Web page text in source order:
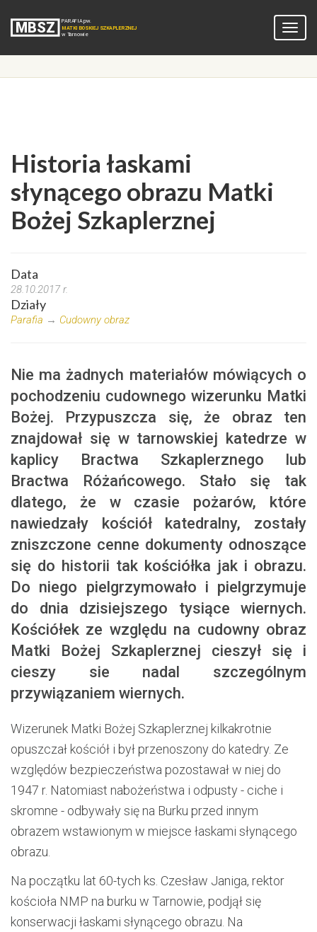
Historia łaskami
słynącego obrazu Matki
Bożej Szkaplerznej
Data
28.10.2017 r.
Działy
Parafia → Cudowny obraz
Nie ma żadnych materiałów mówiących o
pochodzeniu cudownego wizerunku Matki
Bożej. Przypuszcza się, że obraz ten
znajdował się w tarnowskiej katedrze w
kaplicy Bractwa Szkaplerznego lub
Bractwa Różańcowego. Stało się tak
dlatego, że w czasie pożarów, które
nawiedzały kościół katedralny, zostały
zniszczone cenne dokumenty odnoszące
się do historii tak kościółka jak i obrazu.
Do niego pielgrzymowało i pielgrzymuje
do dnia dzisiejszego tysiące wiernych.
Kościółek ze względu na cudowny obraz
Matki Bożej Szkaplerznej cieszył się i
cieszy sie nadal szczególnym
przywiązaniem wiernych.
Wizerunek Matki Bożej Szkaplerznej kilkakrotnie
opuszczał kościół i był przenoszony do katedry. Ze
względów bezpieczeństwa pozostawał w niej do
1947 r. Natomiast nabożeństwa i odpusty - ciche i
skromne - odbywały się na Burku przed innym
obrazem wstawionym w miejsce łaskami słynącego
obrazu.
Na początku lat 60-tych ks. Czesław Janiga, rektor
kościoła NMP na burku w Tarnowie, podjął się
konserwacji łaskami słynącego obrazu. Na